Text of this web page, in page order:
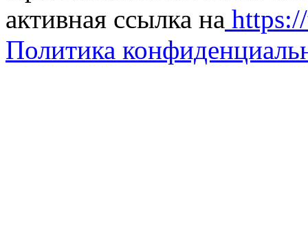
активная ссылка на
Политика